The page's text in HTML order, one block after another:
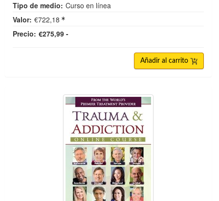
Tipo de medio: Curso en línea
Valor: €722,18
Precio: €275,99 -
Añadir al carrito